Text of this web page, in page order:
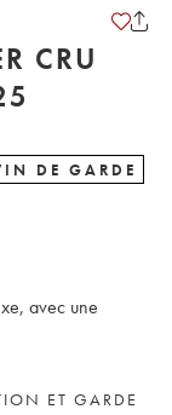
CRU
2025
DE GARDE
avec une
ET GARDE